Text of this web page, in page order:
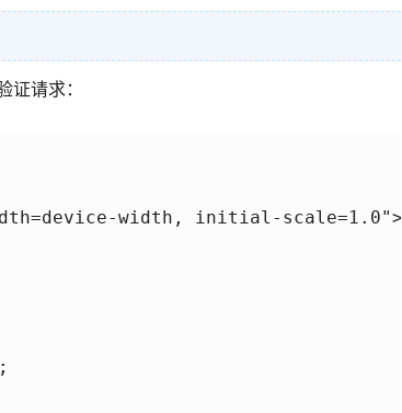
证请求：
width, initial-scale=1.0">